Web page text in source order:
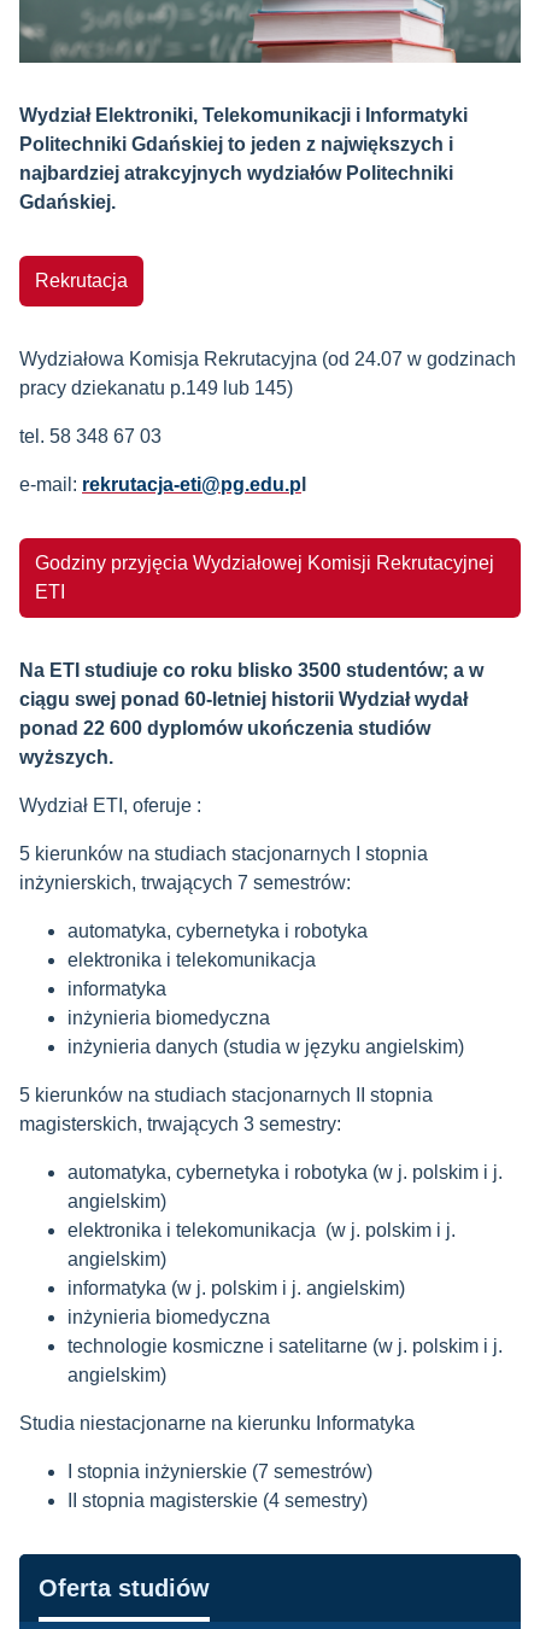
Wydział Elektroniki, Telekomunikacji i Informatyki
Politechniki Gdańskiej to jeden z największych i
najbardziej atrakcyjnych wydziałów Politechniki
Gdańskiej.
Rekrutacja
Wydziałowa Komisja Rekrutacyjna (od 24.07 w godzinach
pracy dziekanatu p.149 lub 145)
tel. 58 348 67 03
e-mail: rekrutacja-eti@pg.edu.p
Godziny przyjęcia Wydziałowej Komisji Rekrutacyjnej
ETI
Na ETI studiuje co roku blisko 3500 studentów; a w
ciągu swej ponad 60-letniej historii Wydział wydał
ponad 22 600 dyplomów ukończenia studiów
wyższych.
Wydział ETI, oferuje :
5 kierunków na studiach stacjonarnych I stopnia
inżynierskich, trwających 7 semestrów:
automatyka, cybernetyka i robotyka
elektronika i telekomunikacja
informatyka
inżynieria biomedyczna
inżynieria danych (studia w języku angielskim)
5 kierunków na studiach stacjonarnych II stopnia
magisterskich, trwających 3 semestry:
automatyka, cybernetyka i robotyka (w j. polskim i j.
angielskim)
elektronika i telekomunikacja (w j. polskim i j.
angielskim)
informatyka (w j. polskim i j. angielskim)
inżynieria biomedyczna
technologie kosmiczne i satelitarne (w j. polskim i j.
angielskim)
Studia niestacjonarne na kierunku Informatyka
I stopnia inżynierskie (7 semestrów)
II stopnia magisterskie (4 semestry)
Nawigacja
Oferta studiów